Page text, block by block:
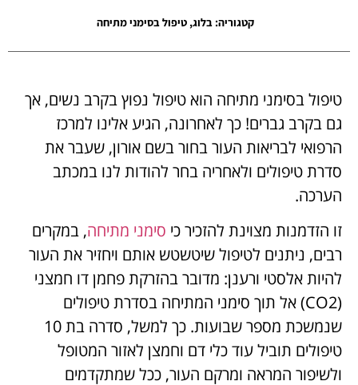
קטגוריה: בלוג,טיפול בסימני מתיחה
טיפול בסימני מתיחה הוא טיפול נפוץ בקרב נשים, אך
גם בקרב גברים! כך לאחרונה, הגיע אלינו למרכז
הרפואי לבריאות העור בחור בשם אורון, שעבר את
סדרת טיפולים ולאחריה בחר להודות לנו במכתב
הערכה.
זו הזדמנות מצוינת להזכיר כי סימני מתיחה, במקרים
רבים, ניתנים לטיפול שיטשטש אותם ויחזיר את העור
להיות אלסטי ורענן: מדובר בהזרקת פחמן דו חמצני
(CO2) אל תוך סימני המתיחה בסדרת טיפולים
שנמשכת מספר שבועות. כך למשל, סדרה בת 10
טיפולים תוביל עוד כלי דם וחמצן לאזור המטופל
ולשיפור המראה ומרקם העור, ככל שמתקדמים